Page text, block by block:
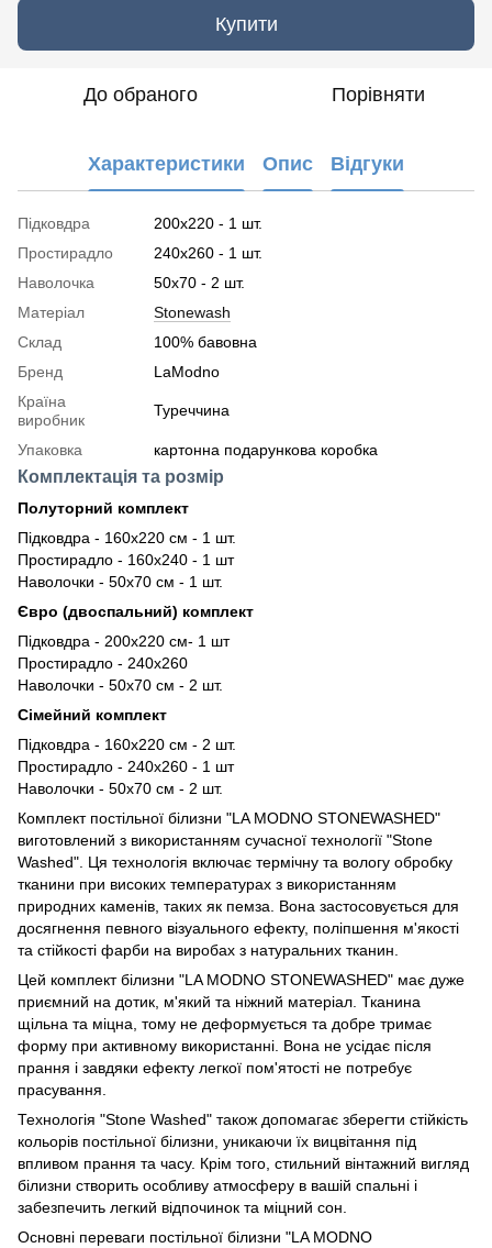
Купити
До обраного Порівняти
Характеристики Опис Відгуки
Підковдра
200x220 - 1 шт.
Простирадло
240x260 - 1 шт.
Наволочка
50x70 - 2 шт.
Матеріал
Stonewash
Склад
100% бавовна
Бренд
LaModno
Країна
виробник
Туреччина
Упаковка картонна подарункова коробка
Комплектація та розмір
Полуторний комплект
Підковдра - 160х220 см - 1 шт.
Простирадло - 160х240 - 1 шт
Наволочки - 50х70 см - 1 шт.
Євро (двоспальний) комплект
Підковдра - 200х220 см- 1 шт
Простирадло - 240х260
Наволочки - 50х70 см - 2 шт.
Сімейний комплект
Підковдра - 160х220 см - 2 шт.
Простирадло - 240х260 - 1 шт
Наволочки - 50х70 см - 2 шт.
Комплект постільної білизни "LA MODNO STONEWASHED"
виготовлений з використанням сучасної технології "Stone
Washed". Ця технологія включає термічну та вологу обробку
тканини при високих температурах з використанням
природних каменів, таких як пемза. Вона застосовується для
досягнення певного візуального ефекту, поліпшення м'якості
та стійкості фарби на виробах з натуральних тканин.
Цей комплект білизни "LA MODNO STONEWASHED" має дуже
приємний на дотик, м'який та ніжний матеріал. Тканина
щільна та міцна, тому не деформується та добре тримає
форму при активному використанні. Вона не усідає після
прання і завдяки ефекту легкої пом'ятості не потребує
прасування.
Технологія "Stone Washed" також допомагає зберегти стійкість
кольорів постільної білизни, уникаючи їх вицвітання під
впливом прання та часу. Крім того, стильний вінтажний вигляд
білизни створить особливу атмосферу в вашій спальні і
забезпечить легкий відпочинок та міцний сон.
Основні переваги постільної білизни "LA MODNO